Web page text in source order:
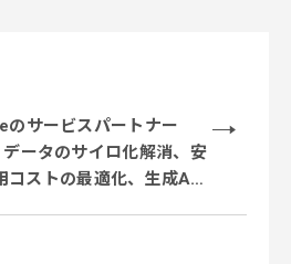
サービスパートナー
ータのサイロ化解消、安
コストの最適化、生成AI